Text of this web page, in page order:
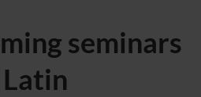
seminars